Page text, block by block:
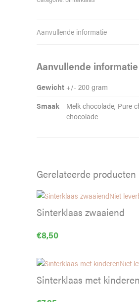
Aanvullende informatie
Aanvullende informatie
Gewicht+/- 200 gram
Smaak
Melk chocolade, Pure
chocolade
Gerelateerde producten
Niet
Sinterklaas zwaaiend
€8,50
Niet
Sinterklaas met kinderen